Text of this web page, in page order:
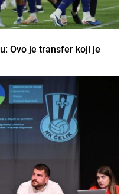
Ovo je transfer koji je